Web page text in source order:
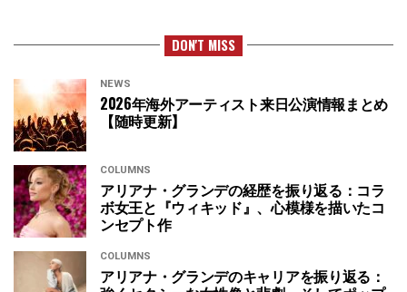
DON'T MISS
NEWS
2026年海外アーティスト来日公演情報まとめ
【随時更新】
COLUMNS
アリアナ・グランデの経歴を振り返る：コラ
ボ女王と『ウィキッド』、心模様を描いたコ
ンセプト作
COLUMNS
アリアナ・グランデのキャリアを振り返る：